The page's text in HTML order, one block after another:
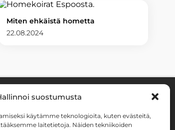
suostumusta
käytämme teknologioita, kuten evästeitä,
laitetietoja. Näiden tekniikoiden
Miten ehkäistä hometta
22.08.2024